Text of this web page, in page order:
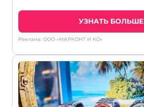
УЗНАТЬ БОЛЬШЕ
Реклама: ООО «МАРКОНТ И КО»